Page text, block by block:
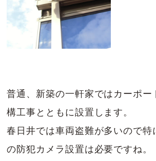
普通、新築の一軒家ではカーポー
構工事とともに設置します。
春日井では車両盗難が多いので特
の防犯カメラ設置は必要ですね。